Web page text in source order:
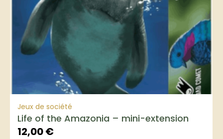
Jeux de société
Life of the Amazonia – mini-extension
12,00€